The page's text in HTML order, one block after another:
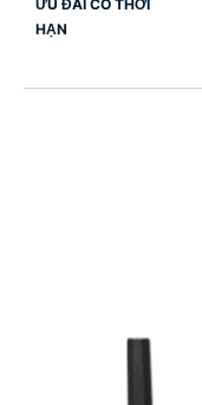
ƯU ĐÃI CÓ THỜI
HẠN